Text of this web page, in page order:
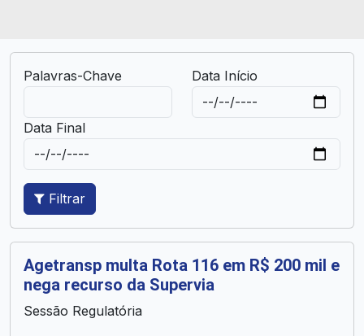
Palavras-Chave Data Início
Data Final
Filtrar
Agetransp multa Rota 116 em R$ 200 mil e
nega recurso da Supervia
Sessão Regulatória